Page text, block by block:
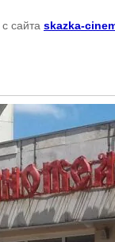
с сайта skazka-